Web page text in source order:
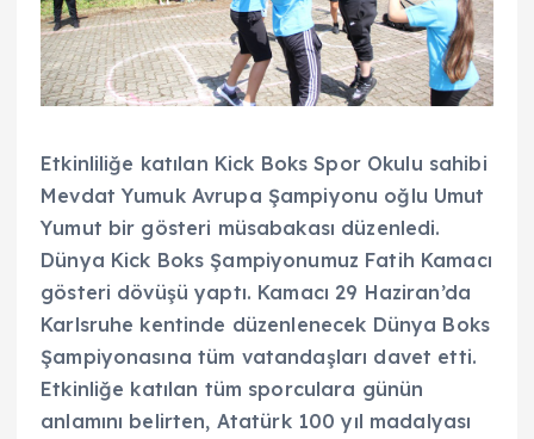
Etkinliliğe katılan Kick Boks Spor Okulu sahibi
Mevdat Yumuk Avrupa Şampiyonu oğlu Umut
Yumut bir gösteri müsabakası düzenledi.
Dünya Kick Boks Şampiyonumuz Fatih Kamacı
gösteri dövüşü yaptı. Kamacı 29 Haziran’da
Karlsruhe kentinde düzenlenecek Dünya Boks
Şampiyonasına tüm vatandaşları davet etti.
Etkinliğe katılan tüm sporculara günün
anlamını belirten, Atatürk 100 yıl madalyası